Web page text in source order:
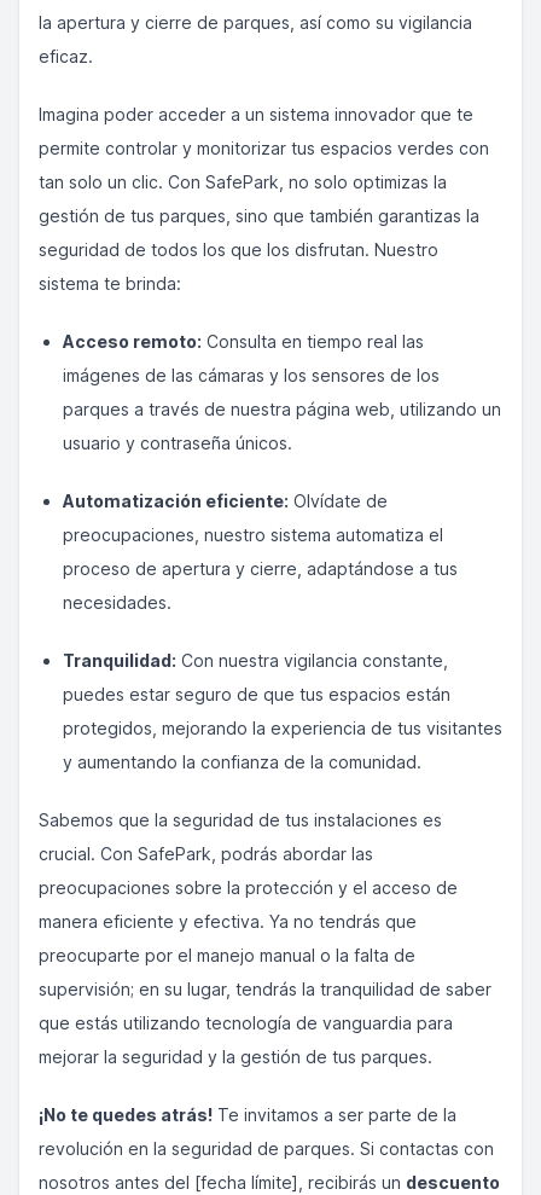
la apertura y cierre de parques, así como su vigilancia
eficaz.
Imagina poder acceder a un sistema innovador que te
permite controlar y monitorizar tus espacios verdes con
tan solo un clic. Con SafePark, no solo optimizas la
gestión de tus parques, sino que también garantizas la
seguridad de todos los que los disfrutan. Nuestro
sistema te brinda:
Acceso remoto: Consulta en tiempo real las
imágenes de las cámaras y los sensores de los
parques a través de nuestra página web, utilizando un
usuario y contraseña únicos.
Automatización eficiente: Olvídate de
preocupaciones, nuestro sistema automatiza el
proceso de apertura y cierre, adaptándose a tus
necesidades.
Tranquilidad: Con nuestra vigilancia constante,
puedes estar seguro de que tus espacios están
protegidos, mejorando la experiencia de tus visitantes
y aumentando la confianza de la comunidad.
Sabemos que la seguridad de tus instalaciones es
crucial. Con SafePark, podrás abordar las
preocupaciones sobre la protección y el acceso de
manera eficiente y efectiva. Ya no tendrás que
preocuparte por el manejo manual o la falta de
supervisión; en su lugar, tendrás la tranquilidad de saber
que estás utilizando tecnología de vanguardia para
mejorar la seguridad y la gestión de tus parques.
¡No te quedes atrás! Te invitamos a ser parte de la
revolución en la seguridad de parques. Si contactas con
nosotros antes del [fecha límite], recibirás un descuento